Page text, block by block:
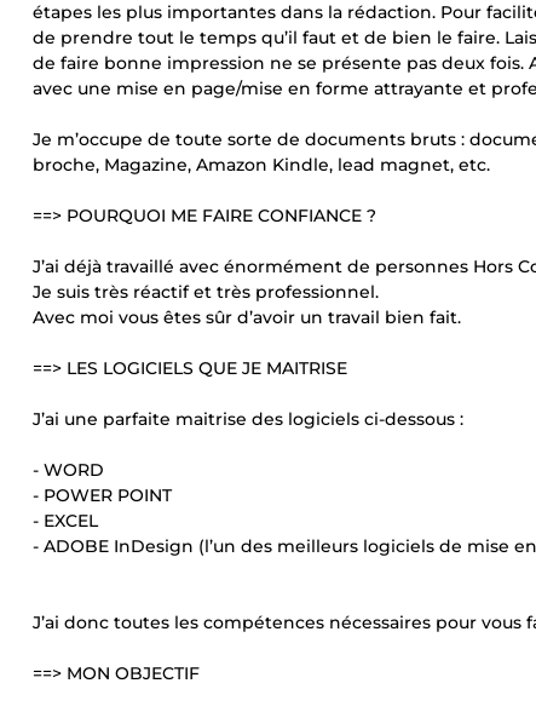
étapes les plus importantes dans la rédaction. Pour
de prendre tout le temps qu’il faut et de bien le faire.
de faire bonne impression ne se présente pas deux fois.
avec une mise en page/mise en forme attrayante et
Je m’occupe de toute sorte de documents bruts :
broche, Magazine, Amazon Kindle, lead magnet, etc.
==> POURQUOI ME FAIRE CONFIANCE ?
J’ai déjà travaillé avec énormément de personnes Hors
Je suis très réactif et très professionnel.
Avec moi vous êtes sûr d’avoir un travail bien fait.
==> LES LOGICIELS QUE JE MAITRISE
J’ai une parfaite maitrise des logiciels ci-dessous :
- WORD
- POWER POINT
- EXCEL
- ADOBE InDesign (l’un des meilleurs logiciels de mise
J’ai donc toutes les compétences nécessaires pour
==> MON OBJECTIF